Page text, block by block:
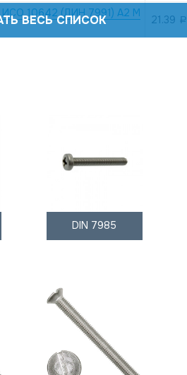
ИСО 10642 (ДИН 7991) А2 M
21.39 a
ВЕСЬ СПИСОК
DIN 7985